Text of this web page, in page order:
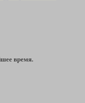
время.